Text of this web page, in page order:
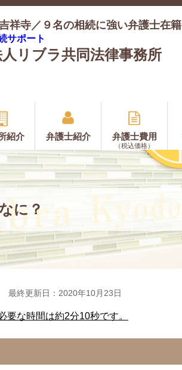
祥寺／９名の相続に強い弁護士在籍
サポート
リブラ共同法律事務所
紹介 弁護士紹介 弁護士費用
（税込価格）
に？
最終更新日：2020年10月23日
要な時間は約2分10秒です。